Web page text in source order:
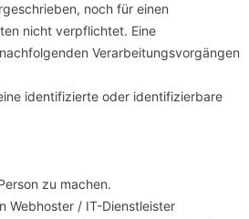
noch für einen
nicht verpflichtet. Eine
Verarbeitungsvorgängen
identifizierte oder identifizierbare
zu machen.
Webhoster / IT-Dienstleister